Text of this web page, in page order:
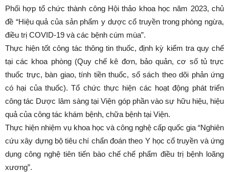
Phối hợp tổ chức thành công Hội thảo khoa học năm 2023, chủ
đề “Hiệu quả của sản phẩm y dược cổ truyền trong phòng ngừa,
điều trị COVID-19 và các bệnh cúm mùa”.
Thực hiện tốt công tác thông tin thuốc, định kỳ kiểm tra quy chế
tại các khoa phòng (Quy chế kê đơn, bảo quản, cơ số tủ trực
thuốc trực, bàn giao, tính tiền thuốc, sổ sách theo dõi phản ứng
có hại của thuốc). Tổ chức thực hiện các hoạt động phát triển
công tác Dược lâm sàng tại Viện góp phần vào sự hữu hiệu, hiệu
quả của công tác khám bệnh, chữa bệnh tại Viện.
Thực hiện nhiệm vụ khoa học và công nghệ cấp quốc gia “Nghiên
cứu xây dựng bộ tiêu chí chẩn đoán theo Y học cổ truyền và ứng
dụng công nghệ tiên tiến bào chế chế phẩm điều trị bệnh loãng
xương”.